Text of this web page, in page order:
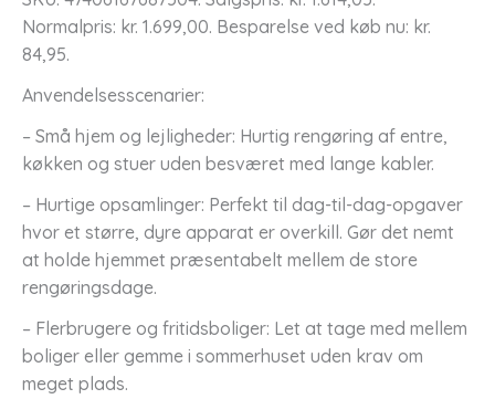
Normalpris: kr. 1.699,00. Besparelse ved køb nu: kr.
84,95.
Anvendelsesscenarier:
– Små hjem og lejligheder: Hurtig rengøring af entre,
køkken og stuer uden besværet med lange kabler.
– Hurtige opsamlinger: Perfekt til dag-til-dag-opgaver
hvor et større, dyre apparat er overkill. Gør det nemt
at holde hjemmet præsentabelt mellem de store
rengøringsdage.
– Flerbrugere og fritidsboliger: Let at tage med mellem
boliger eller gemme i sommerhuset uden krav om
meget plads.